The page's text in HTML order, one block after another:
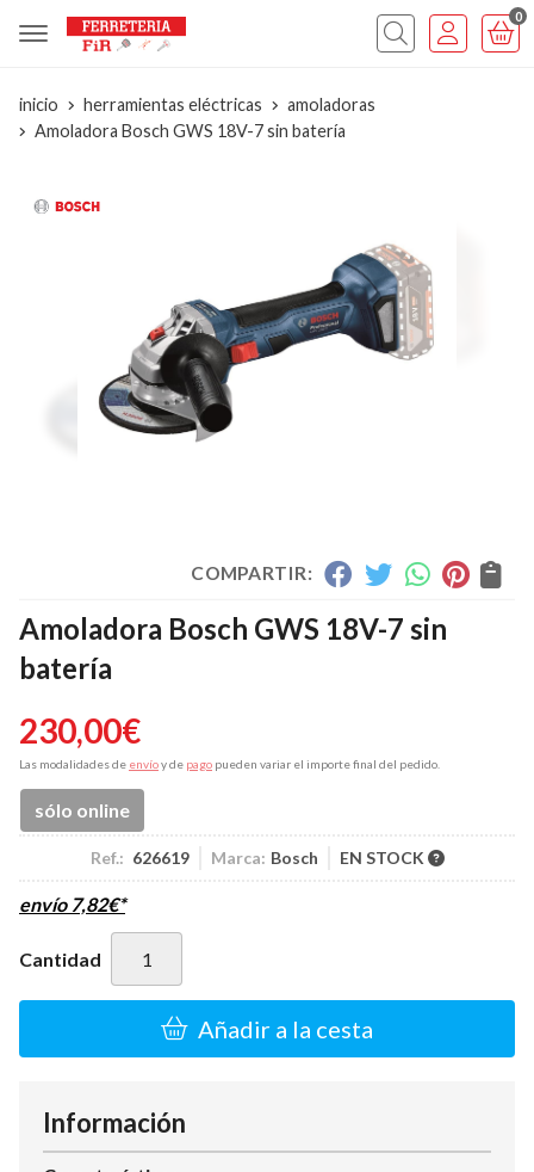
0
inicio herramientas eléctricas
amoladoras
Amoladora Bosch GWS 18V-7 sin batería
COMPARTIR:
Amoladora Bosch GWS 18V-7 sin
batería
230,00€
Las modalidades de envíoy de pago pueden variar el importe final del pedido.
sólo online
Ref.: 626619 Marca: Bosch EN STOCK
envío 7,82€*
Cantidad
Añadir a la cesta
Información